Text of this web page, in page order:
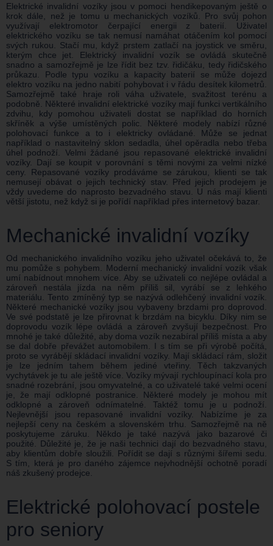
Elektrické invalidní vozíky jsou v pomoci hendikepovaným ještě o
krok dále, než je tomu u mechanických vozíků. Pro svůj pohon
využívají elektromotor čerpající energii z baterií. Uživatel
elektrického vozíku se tak nemusí namáhat otáčením kol pomocí
svých rukou. Stačí mu, když prstem zatlačí na joystick ve směru,
kterým chce jet. Elektrický invalidní vozík se ovládá skutečně
snadno a samozřejmě je lze řídit bez tzv. řidičáku, tedy řidičského
průkazu. Podle typu vozíku a kapacity baterií se může dojezd
elektro vozíku na jedno nabití pohybovat i v řádu desítek kilometrů.
Samozřejmě také hraje roli váha uživatele, svažitost terénu a
podobně. Některé invalidní elektrické vozíky mají funkci vertikálního
zdvihu, kdy pomohou uživateli dostat se například do horních
skříněk a výše umístěných polic. Některé modely nabízí různé
polohovací funkce a to i elektricky ovládané. Může se jednat
například o nastavitelný sklon sedadla, úhel opěradla nebo třeba
úhel podnoží. Velmi žádané jsou repasované elektrické invalidní
vozíky. Dají se koupit v porovnání s těmi novými za velmi nízké
ceny. Repasované vozíky prodáváme se zárukou, klienti se tak
nemusejí obávat o jejich technický stav. Před jejich prodejem je
vždy uvedeme do naprosto bezvadného stavu. U nás mají klienti
větší jistotu, než když si je pořídí například přes internetový bazar.
Mechanické invalidní vozíky
Od mechanického invalidního vozíku jeho uživatel očekává to, že
mu pomůže s pohybem. Moderní mechanický invalidní vozík však
umí nabídnout mnohem více. Aby se uživateli co nejlépe ovládal a
zároveň nestála jízda na něm příliš sil, vyrábí se z lehkého
materiálu. Tento zmíněný typ se nazývá odlehčený invalidní vozík.
Některé mechanické vozíky jsou vybaveny brzdami pro doprovod.
Ve své podstatě je lze přirovnat k brzdám na bicyklu. Díky nim se
doprovodu vozík lépe ovládá a zároveň zvyšují bezpečnost. Pro
mnohé je také důležité, aby doma vozík nezabíral příliš místa a aby
se dal dobře převážet automobilem. I s tím se při výrobě počítá,
proto se vyrábějí skládací invalidní vozíky. Mají skládací rám, složit
je lze jedním tahem během jediné vteřiny. Těch takzvaných
vychytávek je tu ale ještě více. Vozíky mývají rychloupínací kola pro
snadné rozebrání, jsou omyvatelné, a co uživatelé také velmi ocení
je, že mají odklopné postranice. Některé modely je mohou mít
odklopné a zároveň odnímatelné. Taktéž tomu je u podnoží.
Nejlevnější jsou repasované invalidní vozíky. Nabízíme je za
nejlepší ceny na českém a slovenském trhu. Samozřejmě na ně
poskytujeme záruku. Někdo je také nazývá jako bazarové či
použité. Důležité je, že je naši technici dají do bezvadného stavu,
aby klientům dobře sloužili. Pořídit se dají s různými šířemi sedu.
S tím, která je pro daného zájemce nejvhodnější ochotně poradí
náš zkušený prodejce.
Elektrické polohovací postele
pro seniory